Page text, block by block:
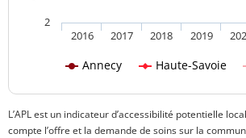
Annecy Haute-Savoie
2016 2017 2018 2019
2
L’APL est un indicateur d’accessibilité potentielle
compte l’offre et la demande de soins sur la